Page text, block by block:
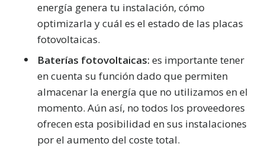
energía genera tu instalación, cómo
optimizarla y cuál es el estado de las placas
fotovoltaicas.
Baterías fotovoltaicas: es importante tener
en cuenta su función dado que permiten
almacenar la energía que no utilizamos en el
momento. Aún así, no todos los proveedores
ofrecen esta posibilidad en sus instalaciones
por el aumento del coste total.